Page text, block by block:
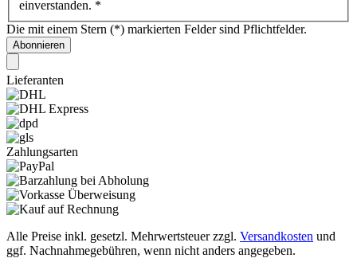
einverstanden. *
Die mit einem Stern (*) markierten Felder sind Pflichtfelder.
Abonnieren
Lieferanten
Zahlungsarten
Alle Preise inkl. gesetzl. Mehrwertsteuer zzgl. Versandkosten und
ggf. Nachnahmegebühren, wenn nicht anders angegeben.